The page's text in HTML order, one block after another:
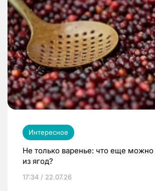
Интересное
Не только варенье: что еще можно
из ягод?
17:34 / 22.07.26